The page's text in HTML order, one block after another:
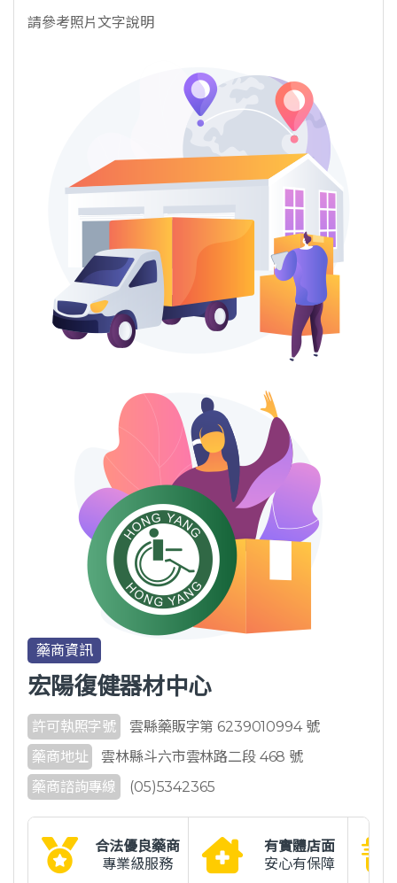
請參考照片文字說明
藥商資訊
宏陽復健器材中心
許可執照字號
雲縣藥販字第 6239010994 號
藥商地址
雲林縣斗六市雲林路二段 468 號
藥商諮詢專線
(05)5342365
合法優良藥商
專業級服務
有實體店面
安心有保障